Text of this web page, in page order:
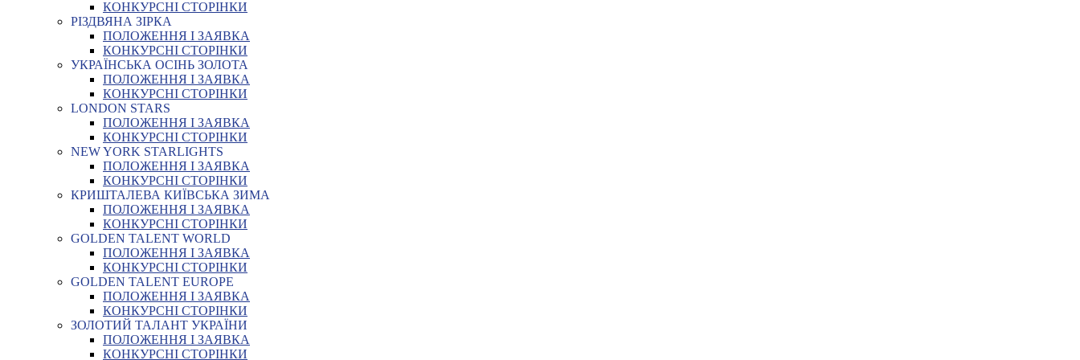
КОНКУРСНІ СТОРІНКИ
РІЗДВЯНА ЗІРКА
ПОЛОЖЕННЯ І ЗАЯВКА
КОНКУРСНІ СТОРІНКИ
УКРАЇНСЬКА ОСІНЬ ЗОЛОТА
ПОЛОЖЕННЯ І ЗАЯВКА
КОНКУРСНІ СТОРІНКИ
LONDON STARS
ПОЛОЖЕННЯ І ЗАЯВКА
КОНКУРСНІ СТОРІНКИ
NEW YORK STARLIGHTS
ПОЛОЖЕННЯ І ЗАЯВКА
КОНКУРСНІ СТОРІНКИ
КРИШТАЛЕВА КИЇВСЬКА ЗИМА
ПОЛОЖЕННЯ І ЗАЯВКА
КОНКУРСНІ СТОРІНКИ
GOLDEN TALENT WORLD
ПОЛОЖЕННЯ І ЗАЯВКА
КОНКУРСНІ СТОРІНКИ
GOLDEN TALENT EUROPE
ПОЛОЖЕННЯ І ЗАЯВКА
КОНКУРСНІ СТОРІНКИ
ЗОЛОТИЙ ТАЛАНТ УКРАЇНИ
ПОЛОЖЕННЯ І ЗАЯВКА
КОНКУРСНІ СТОРІНКИ